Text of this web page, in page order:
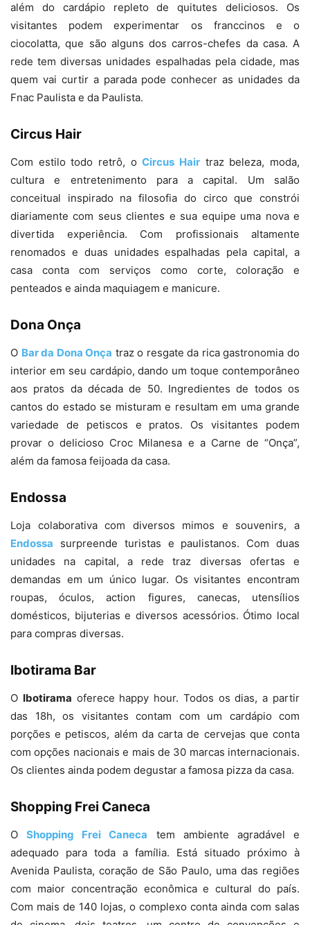
além do cardápio repleto de quitutes deliciosos. Os
visitantes podem experimentar os franccinos e o
ciocolatta, que são alguns dos carros-chefes da casa. A
rede tem diversas unidades espalhadas pela cidade, mas
quem vai curtir a parada pode conhecer as unidades da
Fnac Paulista e da Paulista.
Circus Hair
Com estilo todo retrô, oCircus Hair traz beleza, moda,
cultura e entretenimento para a capital. Um salão
conceitual inspirado na filosofia do circo que constrói
diariamente com seus clientes e sua equipe uma nova e
divertida experiência. Com profissionais altamente
renomados e duas unidades espalhadas pela capital, a
casa conta com serviços como corte, coloração e
penteados e ainda maquiagem e manicure.
Dona Onça
O Bar da Dona Onça traz o resgate da rica gastronomia do
interior em seu cardápio, dando um toque contemporâneo
aos pratos da década de 50. Ingredientes de todos os
cantos do estado se misturam e resultam em uma grande
variedade de petiscos e pratos. Os visitantes podem
provar o delicioso Croc Milanesa e a Carne de “Onça”,
além da famosa feijoada da casa.
Endossa
Loja colaborativa com diversos mimos e souvenirs, a
Endossa surpreende turistas e paulistanos. Com duas
unidades na capital, a rede traz diversas ofertas e
demandas em um único lugar. Os visitantes encontram
roupas, óculos, action figures, canecas, utensílios
domésticos, bijuterias e diversos acessórios. Ótimo local
para compras diversas.
Ibotirama Bar
O Ibotirama oferece happy hour. Todos os dias, a partir
das 18h, os visitantes contam com um cardápio com
porções e petiscos, além da carta de cervejas que conta
com opções nacionais e mais de 30 marcas internacionais.
Os clientes ainda podem degustar a famosa pizza da casa.
Shopping Frei Caneca
OShopping Frei Caneca tem ambiente agradável e
adequado para toda a família. Está situado próximo à
Avenida Paulista, coração de São Paulo, uma das regiões
com maior concentração econômica e cultural do país.
Com mais de 140 lojas, o complexo conta ainda com salas